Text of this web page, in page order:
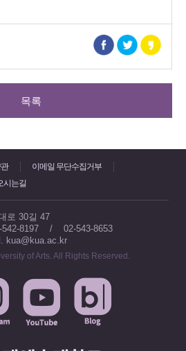
목록
이메일 무단수집거부
시는길
로 30길 47
8197 / 02-543-8653
kua@kua.ac.kr
of Arts. All Rights Reserved.